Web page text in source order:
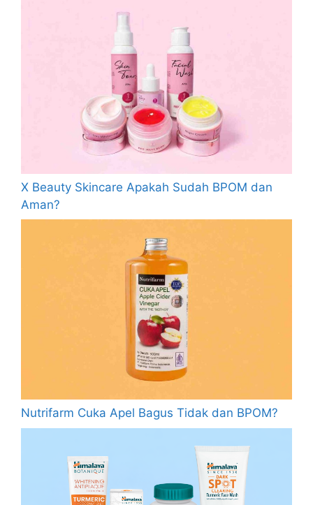
X Beauty Skincare Apakah Sudah BPOM dan
Aman?
Nutrifarm Cuka Apel Bagus Tidak dan BPOM?